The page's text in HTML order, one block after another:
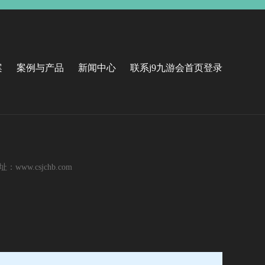
案例与产品 新闻中心 联系j9九游会首页登录
：www.csjchb.com